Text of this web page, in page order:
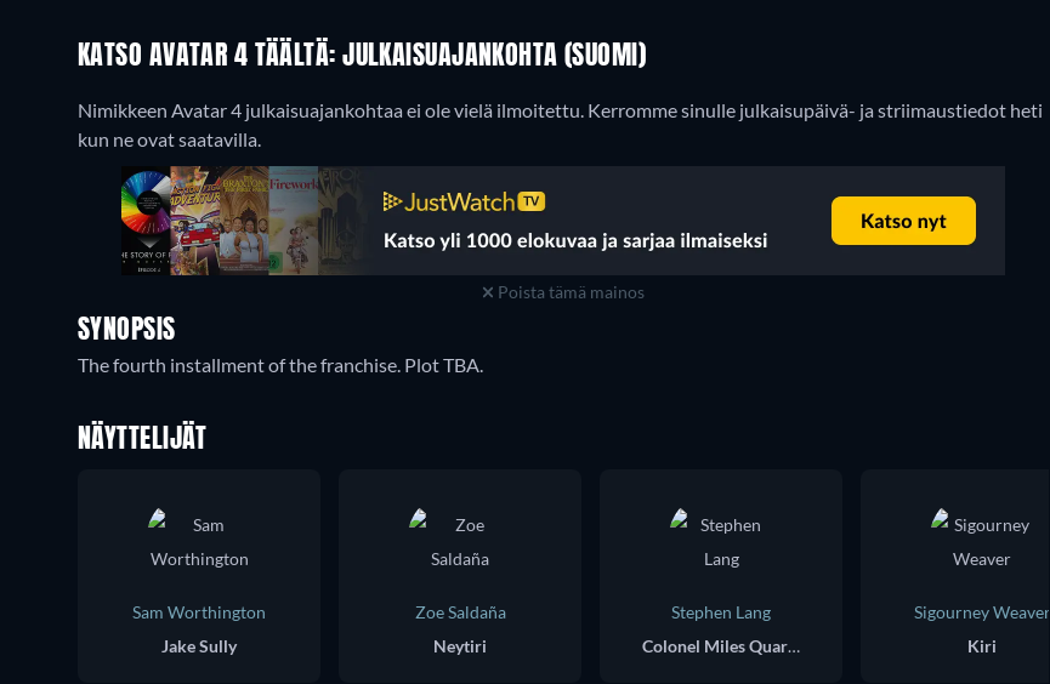
KATSO AVATAR 4 TÄÄLTÄ: JULKAISUAJANKOHTA (SUOMI)
Nimikkeen Avatar 4 julkaisuajankohtaa ei ole vielä ilmoitettu. Kerromme sinulle julkaisupäivä- ja striimaustiedot heti
kun ne ovat saatavilla.
Poista tämä mainos
SYNOPSIS
The fourth installment of the franchise. Plot TBA.
NÄYTTELIJÄT
Sam Worthington
Jake Sully
Zoe Saldaña
Neytiri
Stephen Lang
Colonel Miles Quaritch
Sigourney Weaver
Kiri